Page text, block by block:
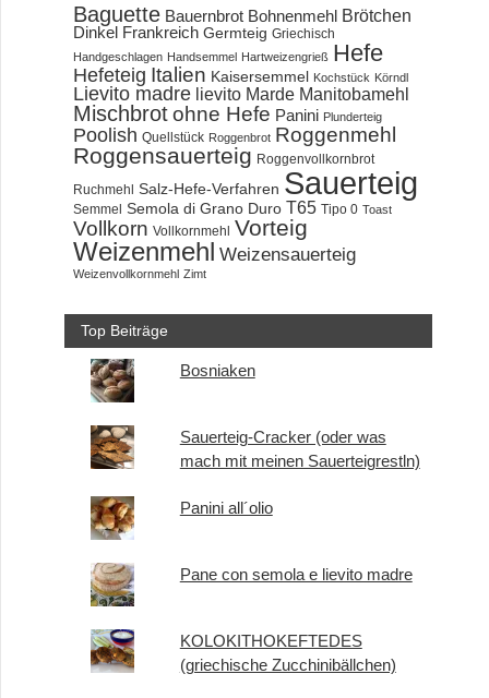
Baguette Bauernbrot Bohnenmehl Brötchen
Dinkel Frankreich Germteig Griechisch
Handgeschlagen Handsemmel Hartweizengrieß Hefe
Hefeteig Italien Kaisersemmel Kochstück Körndl
Lievito madre lievito Marde Manitobamehl
Mischbrot ohne Hefe Panini Plunderteig
Poolish Quellstück Roggenbrot Roggenmehl
Roggensauerteig Roggenvollkornbrot
Ruchmehl Salz-Hefe-Verfahren Sauerteig
Semmel Semola di Grano Duro T65 Tipo 0 Toast
Vollkorn Vollkornmehl Vorteig
Weizenmehl Weizensauerteig
Weizenvollkornmehl Zimt
Top Beiträge
Bosniaken
Sauerteig-Cracker (oder was
mach mit meinen Sauerteigrestln)
Panini all´olio
Pane con semola e lievito madre
KOLOKITHOKEFTEDES
(griechische Zucchinibällchen)